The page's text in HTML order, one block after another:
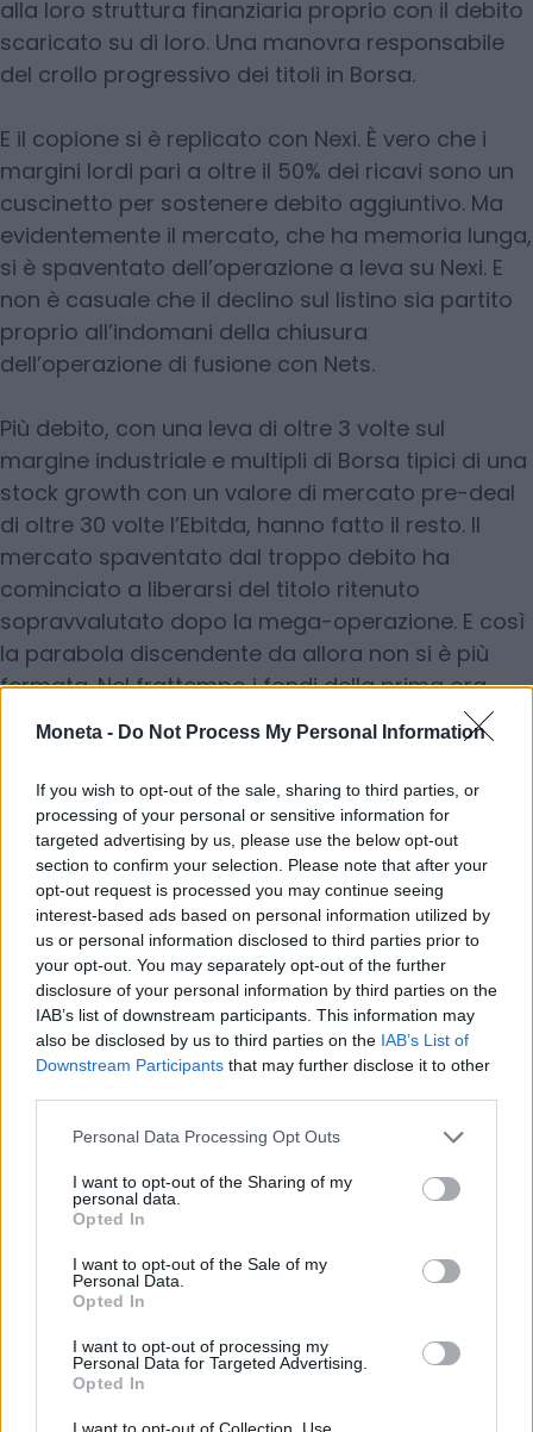
Moneta - Do Not Process My Personal Information
If you wish to opt-out of the sale, sharing to third parties, or
processing of your personal or sensitive information for
targeted advertising by us, please use the below opt-out
section to confirm your selection. Please note that after your
opt-out request is processed you may continue seeing
interest-based ads based on personal information utilized by
us or personal information disclosed to third parties prior to
your opt-out. You may separately opt-out of the further
disclosure of your personal information by third parties on the
IAB’s list of downstream participants. This information may
also be disclosed by us to third parties on the IAB’s List of
Downstream Participants that may further disclose it to other
Personal Data Processing Opt Outs
I want to opt-out of the Sharing of my
personal data.
Opted In
I want to opt-out of the Sale of my
Personal Data.
Opted In
I want to opt-out of processing my
Personal Data for Targeted Advertising.
Opted In
I want to opt-out of Collection, Use,
alla loro struttura finanziaria proprio con il debito
scaricato su di loro. Una manovra responsabile
del crollo progressivo dei titoli in Borsa.
E il copione si è replicato con Nexi. È vero che i
margini lordi pari a oltre il 50% dei ricavi sono un
cuscinetto per sostenere debito aggiuntivo. Ma
evidentemente il mercato, che ha memoria lunga,
si è spaventato dell’operazione a leva su Nexi. E
non è casuale che il declino sul listino sia partito
proprio all’indomani della chiusura
dell’operazione di fusione con Nets.
Più debito, con una leva di oltre 3 volte sul
margine industriale e multipli di Borsa tipici di una
stock growth con un valore di mercato pre-deal
di oltre 30 volte l’Ebitda, hanno fatto il resto. Il
mercato spaventato dal troppo debito ha
cominciato a liberarsi del titolo ritenuto
sopravvalutato dopo la mega-operazione. E così
la parabola discendente da allora non si è più
fermata. Nel frattempo i fondi della prima ora
(Bain, Advent, Clessidra,) riuniti sotto il cappello di
Mercury Uk non hanno aspettato oltre a limare le
loro quote, scendendo a un piccolo 3,1% di
possesso attuale.
Con la fusione Nets il fondo proprietario H&F è
divenuto il primo socio della nuova Nexi con il
22,2% delle quote; mentre Cdp che era entrata
nel 2020 conferendo Sia ha visto incrementare di
recente la sua quota al 19,14% dopo l’operazione
Poste-Tim che ha portato un altro 3,78% di azioni
appannaggio di Cdp.
Distanze
Certo è che le visioni sulle strategie e la gestione
tra la Cassa e i fondi non possono che essere più
distanti e questo pone un problema al
management. Per Cdp l’investimento in Nexi è
strategico, di lungo periodo a governare un
fondo H&F si tratta della classica operazione di
private equity da valorizzare al più tardi in 5-6